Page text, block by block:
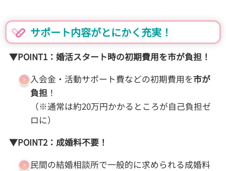
サポート内容がとにかく充実！
▼POINT1：婚活スタート時の初期費用を市が負担！
入会金・活動サポート費などの初期費用を市が
負担！
（※通常は約20万円かかるところが自己負担ゼ
ロに）
▼POINT2：成婚料不要！
民間の結婚相談所で一般的に求められる成婚料